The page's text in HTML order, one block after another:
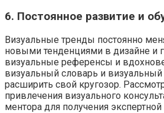
6. Постоянное развитие и
Визуальные тренды постоянно
новыми тенденциями в дизайне и
визуальные референсы и
визуальный словарь и визуальный
расширить свой кругозор.
привлечения визуального
ментора для получения